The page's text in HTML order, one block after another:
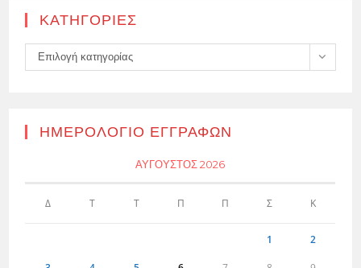
KΑΤΗΓΟΡΊΕΣ
Kατηγορίες
Επιλογή κατηγορίας
ΗΜΕΡΟΛΌΓΙΟ ΕΓΓΡΑΦΏΝ
ΑΎΓΟΥΣΤΟΣ 2026
Δ Τ Τ Π Π Σ Κ
1 2